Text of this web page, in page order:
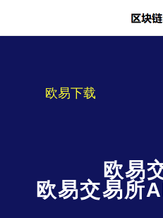
欧易下载
欧易
欧易交易所